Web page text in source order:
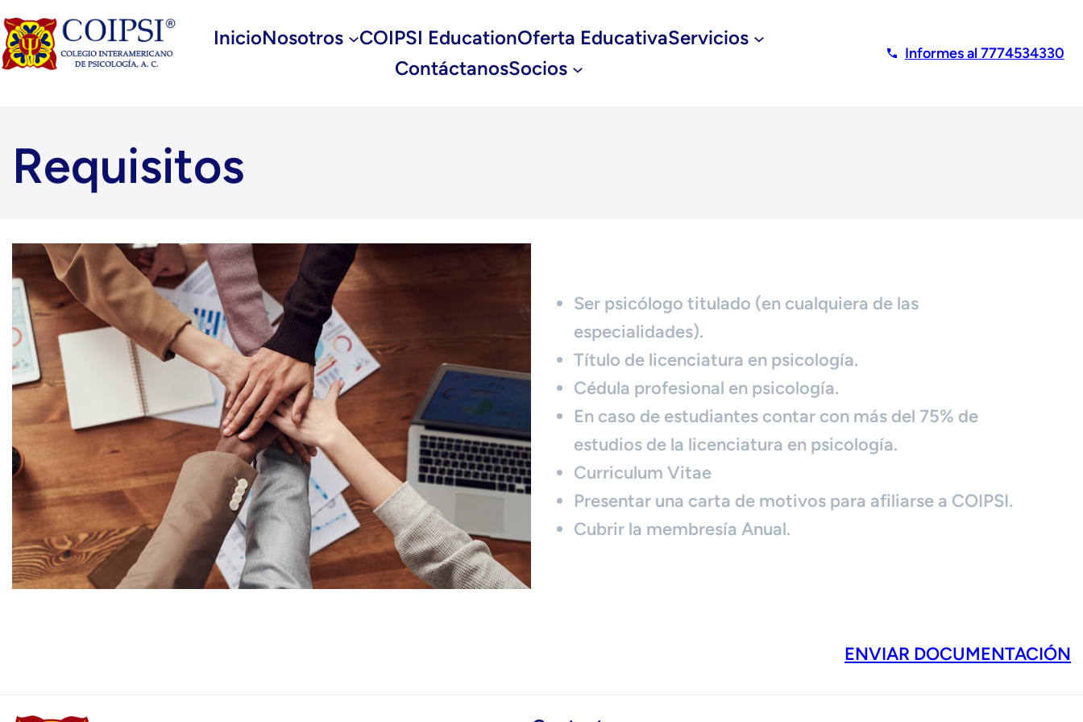
InicioNosotros COIPSI EducationOferta EducativaServicios
ContáctanosSocios
Informes al 7774534330
Requisitos
Ser psicólogo titulado (en cualquiera de las
especialidades).
Título de licenciatura en psicología.
Cédula profesional en psicología.
En caso de estudiantes contar con más del 75% de
estudios de la licenciatura en psicología.
Curriculum Vitae
Presentar una carta de motivos para afiliarse a COIPSI.
Cubrir la membresía Anual.
ENVIAR DOCUMENTACIÓN